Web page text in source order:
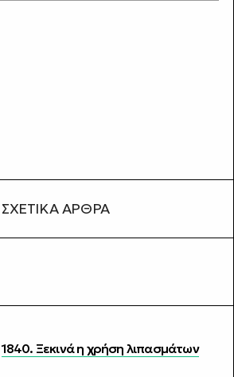
ΣΧΕΤΙΚΆ ΆΡΘΡΑ
1840. Ξεκινά η χρήση λιπασμάτων